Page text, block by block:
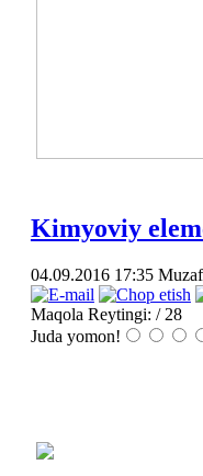
Kimyoviy
04.09.2016 17:35
Maqola Reytingi: / 28
Juda yomon!